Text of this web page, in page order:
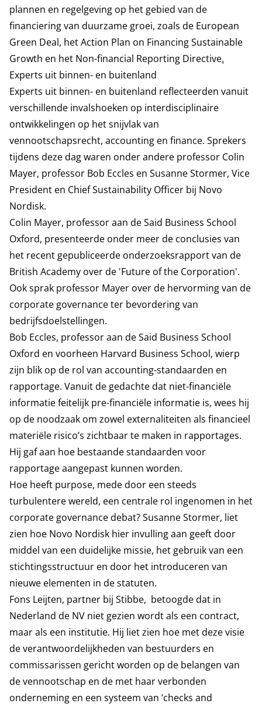
plannen en regelgeving op het gebied van de
financiering van duurzame groei, zoals de European
Green Deal, hetAction Plan on Financing Sustainable
Growth en het Non-financial Reporting Directive.
Experts uit binnen- en buitenland
Experts uit binnen- en buitenland reflecteerden vanuit
verschillende invalshoeken op interdisciplinaire
ontwikkelingen op het snijvlak van
vennootschapsrecht, accounting en finance. Sprekers
tijdens deze dag waren onder andere professor Colin
Mayer, professor Bob Eccles en Susanne Stormer, Vice
President en Chief Sustainability Officer bij Novo
Nordisk.
Colin Mayer, professor aan de Said Business School
Oxford, presenteerde onder meer de conclusies van
het recent gepubliceerde onderzoeksrapport van de
British Academy over de 'Future of the Corporation'.
Ook sprak professor Mayer over de hervorming van de
corporate governance ter bevordering van
bedrijfsdoelstellingen.
Bob Eccles, professor aan de Said Business School
Oxford en voorheen Harvard Business School, wierp
zijn blik op de rol van accounting-standaarden en
rapportage. Vanuit de gedachte dat niet-financiële
informatie feitelijk pre-financiële informatie is, wees hij
op de noodzaak om zowel externaliteiten als financieel
materiële risico’s zichtbaar te maken in rapportages.
Hij gaf aan hoe bestaande standaarden voor
rapportage aangepast kunnen worden.
Hoe heeft purpose, mede door een steeds
turbulentere wereld, een centrale rol ingenomen in het
corporate governance debat? Susanne Stormer, liet
zien hoe Novo Nordisk hier invulling aan geeft door
middel van een duidelijke missie, het gebruik van een
stichtingsstructuur en door het introduceren van
nieuwe elementen in de statuten.
Fons Leijten, partner bij Stibbe, betoogde dat in
Nederland de NV niet gezien wordt als een contract,
maar als een institutie. Hij liet zien hoe met deze visie
de verantwoordelijkheden van bestuurders en
commissarissen gericht worden op de belangen van
de vennootschap en de met haar verbonden
onderneming en een systeem van ‘checks and